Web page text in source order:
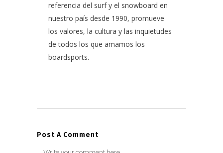
referencia del surf y el snowboard en
nuestro país desde 1990, promueve
los valores, la cultura y las inquietudes
de todos los que amamos los
boardsports.
Post A Comment